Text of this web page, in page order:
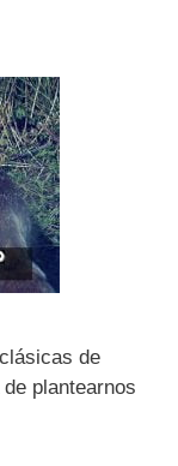
de
plantearnos